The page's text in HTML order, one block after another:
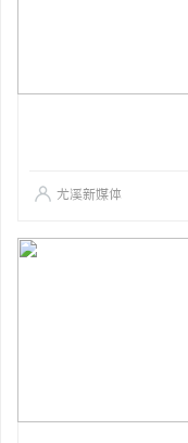
尤溪新媒体